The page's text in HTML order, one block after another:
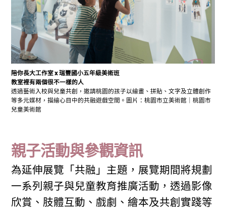
陪你長大工作室 x 瑞豐國小五年級美術班
教室裡有兩個很不一樣的人
透過藝術入校與兒童共創，邀請桃園的孩子以繪畫、拼貼、文字及立體創作
等多元媒材，描繪心目中的共融遊戲空間。圖片：桃園市立美術館｜桃園市
兒童美術館
親子活動與參觀資訊
為延伸展覽「共融」主題，展覽期間將規劃
一系列親子與兒童教育推廣活動，透過影像
欣賞、肢體互動、戲劇、繪本及共創實踐等